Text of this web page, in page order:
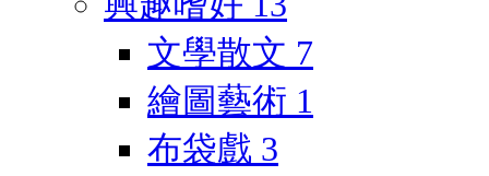
文學散文 7
繪圖藝術 1
布袋戲 3